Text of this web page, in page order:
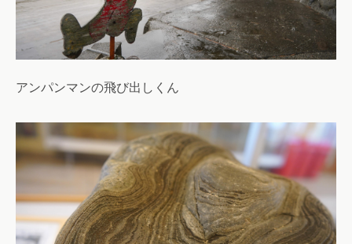
アンパンマンの飛び出しくん